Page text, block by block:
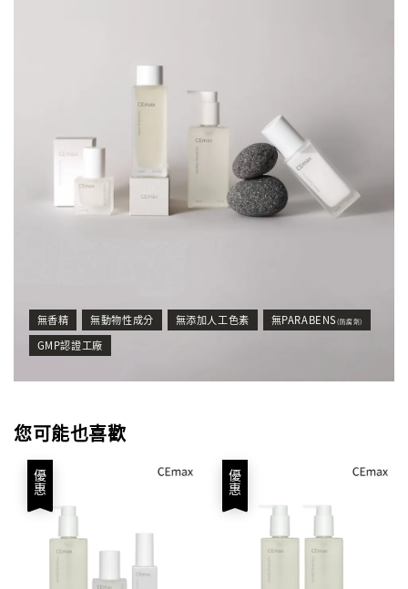
無香精 無動物性成分 無添加人工色素 無PARABENS (防腐劑)
GMP認證工廠
您可能也喜歡
優惠 優惠